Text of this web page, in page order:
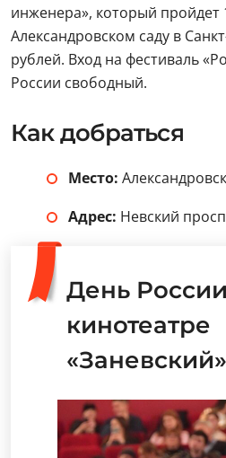
инженера», который пройдет
Александровском саду в
рублей. Вход на фестиваль
России свободный.
Как добраться
Место:
Адрес: Невский
День
кинотеатре
«Заневский»